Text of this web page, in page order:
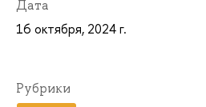
Дата
16 октября, 2024 г.
Рубрики